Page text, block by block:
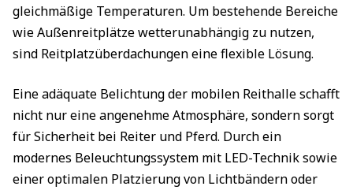
gleichmäßige Temperaturen. Um bestehende Bereiche
wie Außenreitplätze wetterunabhängig zu nutzen,
sind Reitplatzüberdachungen eine flexible Lösung.
Eine adäquate Belichtung der mobilen Reithalle schafft
nicht nur eine angenehme Atmosphäre, sondern sorgt
für Sicherheit bei Reiter und Pferd. Durch ein
modernes Beleuchtungssystem mit LED-Technik sowie
einer optimalen Platzierung von Lichtbändern oder